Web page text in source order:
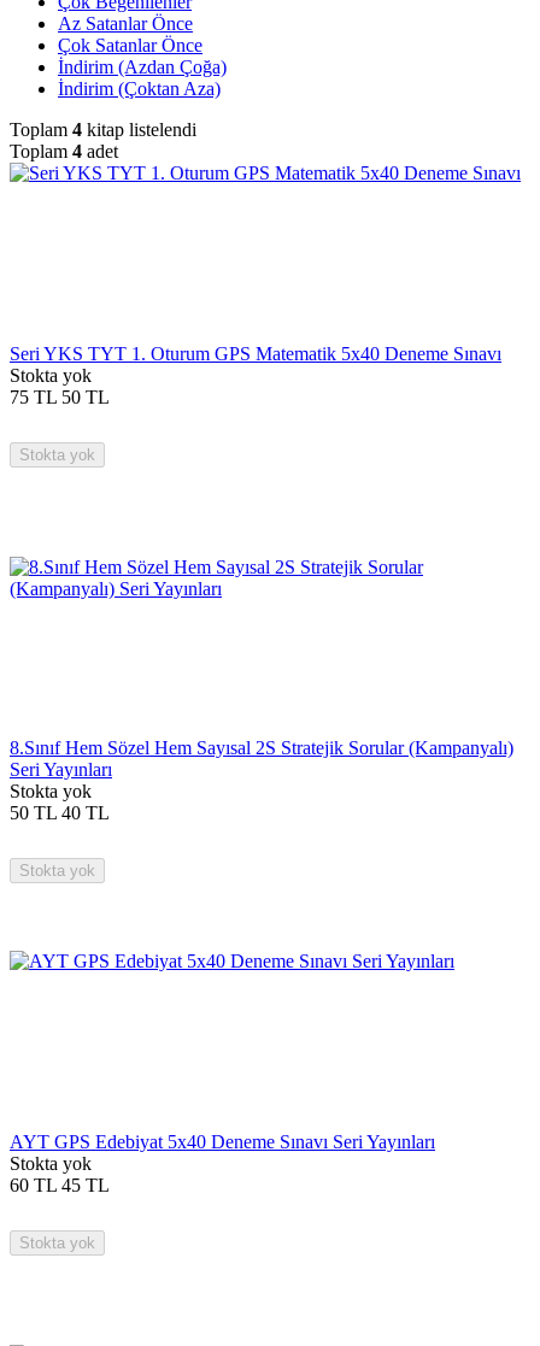
Az Satanlar Önce
Çok Satanlar Önce
İndirim (Azdan Çoğa)
İndirim (Çoktan Aza)
Toplam 4 kitap listelendi
Toplam 4 adet
Seri YKS TYT 1. Oturum GPS Matematik 5x40 Deneme Sınavı
Stokta yok
75 TL 50 TL
Stokta yok
8.Sınıf Hem Sözel Hem Sayısal 2S Stratejik Sorular (Kampanyalı)
Seri Yayınları
Stokta yok
50 TL 40 TL
Stokta yok
AYT GPS Edebiyat 5x40 Deneme Sınavı Seri Yayınları
Stokta yok
60 TL 45 TL
Stokta yok